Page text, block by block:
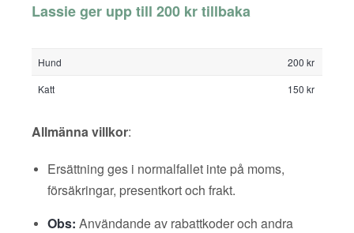
Lassie ger upp till 200 kr tillbaka
Hund
200 kr
Katt
150 kr
Allmänna villkor:
Ersättning ges i normalfallet inte på moms,
försäkringar, presentkort och frakt.
Obs: Användande av rabattkoder och andra